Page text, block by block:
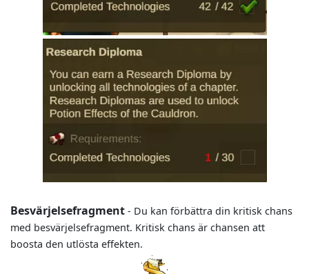
Besvärjelsefragment - Du kan förbättra din kritisk chans
med besvärjelsefragment. Kritisk chans är chansen att
boosta den utlösta effekten.